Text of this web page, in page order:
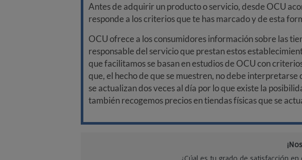
Antes de adquirir un producto o servicio, desde OCU
responde a los criterios que te has marcado y de esta
OCU ofrece a los consumidores información sobre las
responsable del servicio que prestan estos
que facilitamos se basan en estudios de OCU con
que, el hecho de que se muestren, no debe
se actualizan dos veces al día por lo que existe la
también recogemos precios en tiendas físicas que se